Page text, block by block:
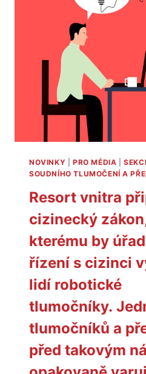
CHYSTÁ
NÁSTROJ
NOVINKY PRO MÉDIA |
SOUDNÍHO TLUMOČENÍ A
Resort vnitra
cizinecký
kterému by
řízení s cizinci
lidí robotické
tlumočníky.
tlumočníků a
před takovým